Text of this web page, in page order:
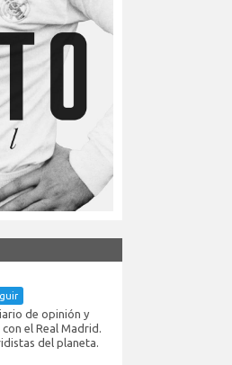
de opinión y
el Real Madrid.
del planeta.